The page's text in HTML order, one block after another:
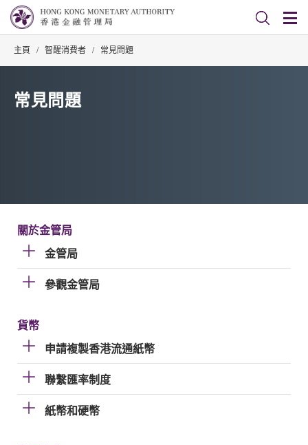
主頁 / 智醒消費者 / 常見問題
常見問題
關於金管局
金管局
參觀金管局
貨幣
申請複製香港流通紙幣
聯繫匯率制度
紙幣和硬幣